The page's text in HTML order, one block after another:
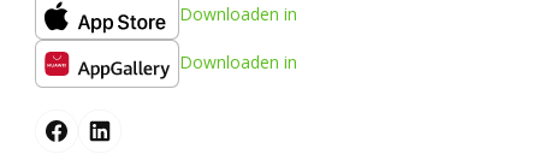
Downloaden in
Downloaden in